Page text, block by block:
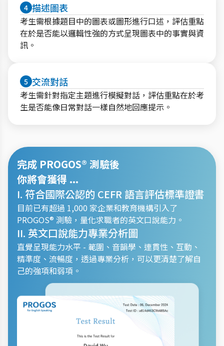
4 描述圖表
考生需根據題目中的圖表或圖形進行口述，評估重點
在於是否能以邏輯性強的方式呈現圖表中的事實與資
訊。
5 交流對話
考生需針對指定主題進行模擬對話，評估重點在於考
生是否能像日常對話一樣自然地回應提示。
完成 PROGOS® 測驗後
你將會獲得 ...
I. 符合國際公認的 CEFR 語言評估標準證書
目前已有超過 1,000 家企業和教育機構引入了
PROGOS® 測驗，量化求職者的英文口說能力。
II. 英文口說能力專業分析圖
直覺呈現能力水平 - 範圍、音韻學、連貫性、互動、
精準度、流暢度，透過專業分析，可以更清楚了解自
己的強項和弱項。